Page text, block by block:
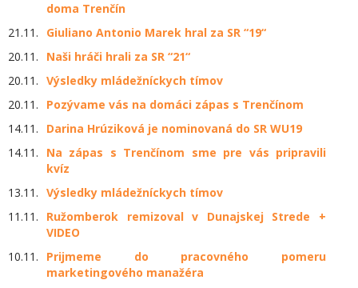
doma Trenčín
21.11.
Giuliano Antonio Marek hral za SR “19“
20.11.
Naši hráči hrali za SR “21“
20.11. Výsledky mládežníckych tímov
20.11.
Pozývame vás na domáci zápas s Trenčínom
14.11.
Darina Hrúziková je nominovaná do SR WU19
14.11.
Na zápas s Trenčínom sme pre vás pripravili
kvíz
13.11. Výsledky mládežníckych tímov
11.11.
Ružomberok remizoval v Dunajskej Strede +
VIDEO
10.11.
Prijmeme do pracovného pomeru
marketingového manažéra